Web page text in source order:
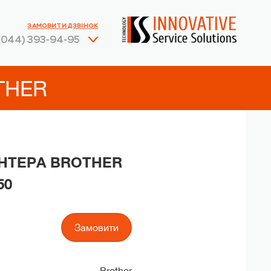
393-94-95
ЗАМОВИТИ ДЗВІНОК
BROTHER
Замовити